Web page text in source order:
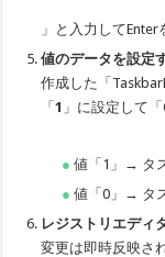
」と入力してEnter
値のデータを設定
作成した「
「1 」に設定して
値「1」→ タ
値「0」→ タ
レジストリエディ
変更は即時反映さ